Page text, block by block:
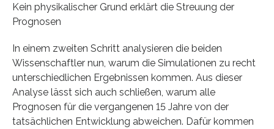
Kein physikalischer Grund erklärt die Streuung der
Prognosen
In einem zweiten Schritt analysieren die beiden
Wissenschaftler nun, warum die Simulationen zu recht
unterschiedlichen Ergebnissen kommen. Aus dieser
Analyse lässt sich auch schließen, warum alle
Prognosen für die vergangenen 15 Jahre von der
tatsächlichen Entwicklung abweichen. Dafür kommen